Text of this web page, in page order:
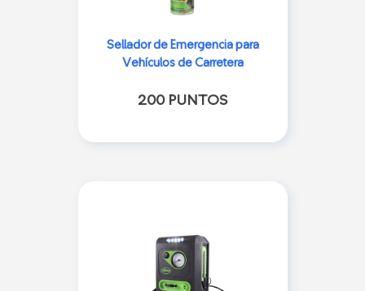
Sellador de Emergencia para
Vehículos de Carretera
200 PUNTOS